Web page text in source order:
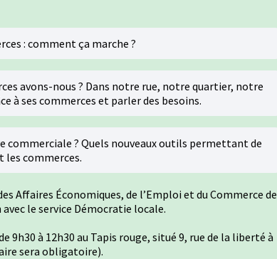
: comment ça marche ?
avons-nous ? Dans notre rue, notre quartier, notre
à ses commerces et parler des besoins.
commerciale ? Quels nouveaux outils permettant de
commerces.
Affaires Économiques, de l’Emploi et du Commerce de
le service Démocratie locale.
9h30 à 12h30 au Tapis rouge, situé 9, rue de la liberté à
sera obligatoire).